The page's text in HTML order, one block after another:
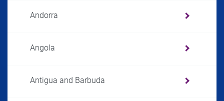
Andorra
Angola
Antigua and Barbuda